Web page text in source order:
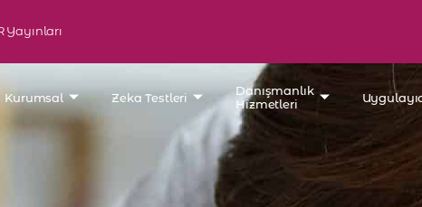
Yayınları
Kurumsal Zeka Testleri
Danışmanlık
Hizmetleri